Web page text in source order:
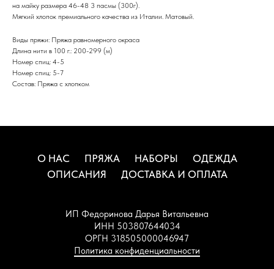
на майку размера 46-48 3 пасмы (300г).
Мягкий хлопок премиального качества из Италии. Матовый.
Виды пряжи: Пряжа равномерного окраса
Длина нити в 100 г.: 200-299 (м)
Номер спиц: 4-5
Номер спиц: 5-7
Состав: Пряжа с хлопком
О НАС ПРЯЖА НАБОРЫ
ОДЕЖДА
ОПИСАНИЯ
ДОСТАВКА И ОПЛАТА
ИП Федоринова Дарья Витальевна
ИНН 503807644034
ОРГН 318505000046947
Политика конфиденциальности